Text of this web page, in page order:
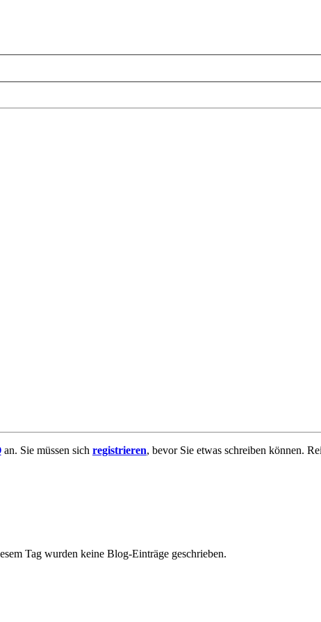
an. Sie müssen sich registrieren, bevor Sie etwas schreiben können.
Tag wurden keine Blog-Einträge geschrieben.